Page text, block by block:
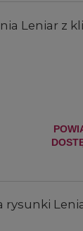
Leniar z